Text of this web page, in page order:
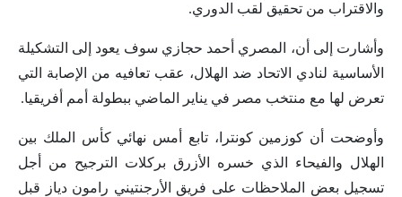
والاقتراب من تحقيق لقب الدوري.
وأشارت إلى أن، المصري أحمد حجازي سوف يعود إلى التشكيلة
الأساسية لنادي الاتحاد ضد الهلال، عقب تعافيه من الإصابة التي
تعرض لها مع منتخب مصر في يناير الماضي ببطولة أمم أفريقيا.
وأوضحت أن كوزمين كونترا، تابع أمس نهائي كأس الملك بين
الهلال والفيحاء الذي خسره الأزرق بركلات الترجيح من أجل
تسجيل بعض الملاحظات على فريق الأرجنتيني رامون دياز قبل